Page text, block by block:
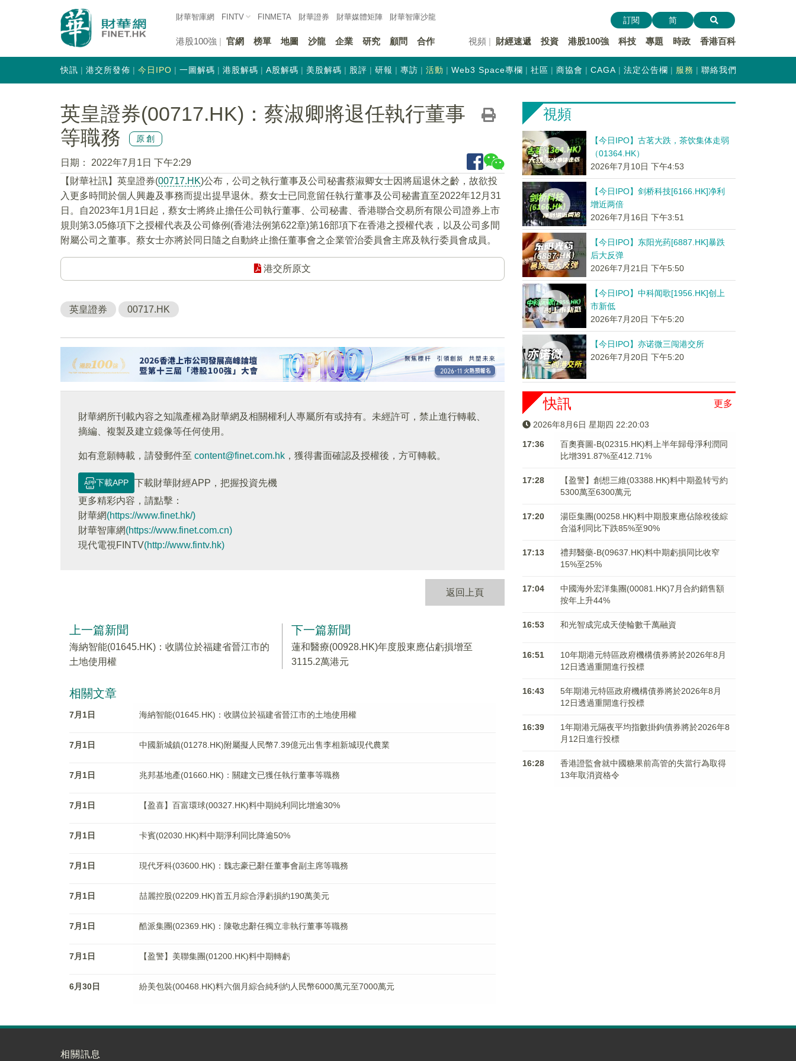
財華智庫網 FINTV FINMETA 財華證券 財華媒體矩陣 財華智庫沙龍
港股100強 官網 榜單 地圖 沙龍 企業 研究 顧問 合作 視頻 財經速遞 投資 港股100強 科技 專題 時政 香港百科
訂閱 简
快訊 港交所發佈 今日IPO 一圖解碼 港股解碼 A股解碼 美股解碼 股評 研報 專訪 活動 Web3 Space專欄 社區 商協會 CAGA 法定公告欄 服務 聯絡我們
英皇證券(00717.HK)：蔡淑卿將退任執行董事
等職務
原創
日期：
2022年7月1日 下午2:29
【財華社訊】英皇證券(00717.HK)公布，公司之執行董事及公司秘書蔡淑卿女士因將屆退休之齡，故欲投
入更多時間於個人興趣及事務而提出提早退休。蔡女士已同意留任執行董事及公司秘書直至2022年12月31
日。自2023年1月1日起，蔡女士將終止擔任公司執行董事、公司秘書、香港聯合交易所有限公司證券上市
規則第3.05條項下之授權代表及公司條例(香港法例第622章)第16部項下在香港之授權代表，以及公司多間
附屬公司之董事。蔡女士亦將於同日隨之自動終止擔任董事會之企業管治委員會主席及執行委員會成員。
港交所原文
英皇證券 00717.HK
財華網所刊載內容之知識產權為財華網及相關權利人專屬所有或持有。未經許可，禁止進行轉載、
摘編、複製及建立鏡像等任何使用。
如有意願轉載，請發郵件至 content@finet.com.hk ，獲得書面確認及授權後，方可轉載。
下載APP
下載財華財經APP，把握投資先機
更多精彩内容，請點擊：
財華網(https://www.finet.hk/)
財華智庫網(https://www.finet.com.cn)
現代電視FINTV(http://www.fintv.hk)
返回上頁
上一篇新聞
海納智能(01645.HK)：收購位於福建省晉江市的
土地使用權
下一篇新聞
蓮和醫療(00928.HK)年度股東應佔虧損增至
3115.2萬港元
相關文章
7月1日 海納智能(01645.HK)：收購位於福建省晉江市的土地使用權
7月1日 中國新城鎮(01278.HK)附屬擬人民幣7.39億元出售李相新城現代農業
7月1日 兆邦基地產(01660.HK)：關建文已獲任執行董事等職務
7月1日 【盈喜】百富環球(00327.HK)料中期純利同比增逾30%
7月1日 卡賓(02030.HK)料中期淨利同比降逾50%
7月1日 現代牙科(03600.HK)：魏志豪已辭任董事會副主席等職務
7月1日 喆麗控股(02209.HK)首五月綜合淨虧損約190萬美元
7月1日 酷派集團(02369.HK)：陳敬忠辭任獨立非執行董事等職務
7月1日 【盈警】美聯集團(01200.HK)料中期轉虧
6月30日 紛美包裝(00468.HK)料六個月綜合純利約人民幣6000萬元至7000萬元
視頻
【今日IPO】古茗大跌，茶饮集体走弱
（01364.HK）
2026年7月10日 下午4:53
【今日IPO】剑桥科技[6166.HK]净利
增近两倍
2026年7月16日 下午3:51
【今日IPO】东阳光药[6887.HK]暴跌
后大反弹
2026年7月21日 下午5:50
【今日IPO】中科闻歌[1956.HK]创上
市新低
2026年7月20日 下午5:20
【今日IPO】亦诺微三闯港交所
2026年7月20日 下午5:20
更多
快訊
2026年8月6日 星期四 22:20:03
17:36
百奧賽圖-B(02315.HK)料上半年歸母淨利潤同
比增391.87%至412.71%
17:28
【盈警】創想三維(03388.HK)料中期盈转亏約
5300萬至6300萬元
17:20
湯臣集團(00258.HK)料中期股東應佔除稅後綜
合溢利同比下跌85%至90%
17:13
禮邦醫藥-B(09637.HK)料中期虧損同比收窄
15%至25%
17:04
中國海外宏洋集團(00081.HK)7月合約銷售額
按年上升44%
16:53 和光智成完成天使輪數千萬融資
16:51
10年期港元特區政府機構債券將於2026年8月
12日透過重開進行投標
16:43
5年期港元特區政府機構債券將於2026年8月
12日透過重開進行投標
16:39
1年期港元隔夜平均指數掛鉤債券將於2026年8
月12日進行投標
16:28
香港證監會就中國糖果前高管的失當行為取得
13年取消資格令
相關訊息